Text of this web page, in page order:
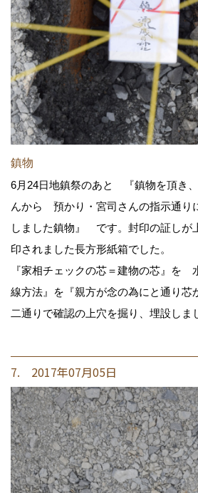
鎮物
6月24日地鎮祭のあと 『鎮物を頂き
んから 預かり・宮司さんの指示通り
しました鎮物』 です。封印の証しが
印されました長方形紙箱でした。
『家相チェックの芯＝建物の芯』を
線方法』を『親方が念の為にと通り芯
二通りで確認の上穴を掘り、埋設しま
7. 2017年07月05日